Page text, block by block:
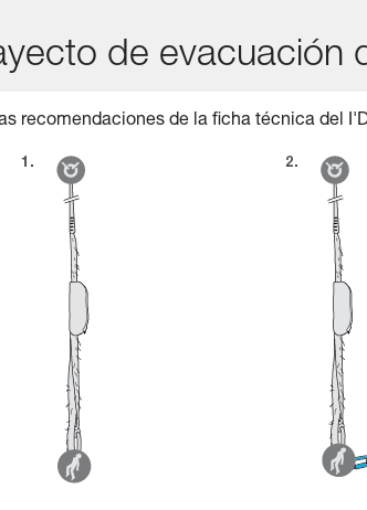
de evacuación
recomendaciones de la ficha técnica del